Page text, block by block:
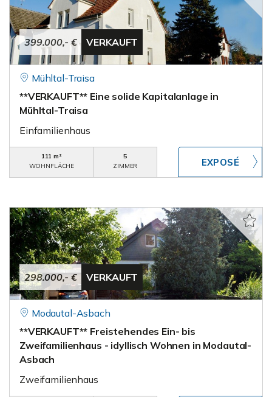
399.000,- € VERKAUFT
Mühltal-Traisa
**VERKAUFT** Eine solide Kapitalanlage in
Mühltal-Traisa
Einfamilienhaus
111 m²
WOHNFLÄCHE
5
ZIMMER
298.000,- € VERKAUFT
Modautal-Asbach
**VERKAUFT** Freistehendes Ein- bis
Zweifamilienhaus - idyllisch Wohnen in Modautal-
Asbach
Zweifamilienhaus